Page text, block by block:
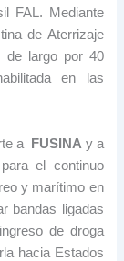
FAL. Mediante
de Aterrizaje
de largo por 40
en las
a FUSINA y a
el continuo
y marítimo en
bandas ligadas
de droga
hacia Estados